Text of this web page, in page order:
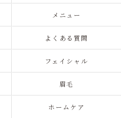
メニュー
よくある質問
フェイシャル
眉毛
ホームケア